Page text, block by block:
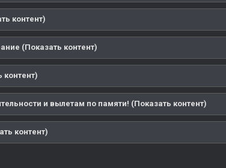
контент)
(Показать контент)
контент)
и вылетам по памяти! (Показать контент)
контент)